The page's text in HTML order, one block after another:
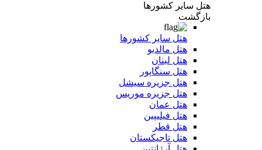
هتل سایر کشورها
بازگشت
هتل سایر کشورها
هتل مالدیو
هتل لبنان
هتل سنگاپور
هتل جزیره سیشل
هتل جزیره موریس
هتل عمان
هتل فیلیپین
هتل قطر
هتل تاجیکستان